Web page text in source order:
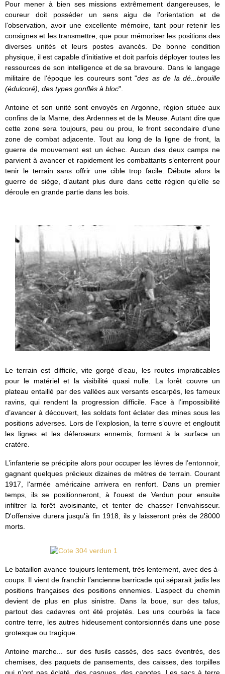
Pour mener à bien ses missions extrêmement dangereuses, le
coureur doit posséder un sens aigu de l'orientation et de
l'observation, avoir une excellente mémoire, tant pour retenir les
consignes et les transmettre, que pour mémoriser les positions des
diverses unités et leurs postes avancés. De bonne condition
physique, il est capable d'initiative et doit parfois déployer toutes les
ressources de son intelligence et de sa bravoure. Dans le langage
militaire de l'époque les coureurs sont "des as de la dé...brouille
(édulcoré), des types gonflés à bloc".
Antoine et son unité sont envoyés en Argonne, région située aux
confins de la Marne, des Ardennes et de la Meuse. Autant dire que
cette zone sera toujours, peu ou prou, le front secondaire d'une
zone de combat adjacente.
Tout au long de la ligne de front, la
guerre de mouvement est un échec. Aucun des deux camps ne
parvient à avancer et rapidement les combattants s’enterrent pour
tenir le terrain sans offrir une cible trop facile. Débute alors la
guerre de siège, d’autant plus dure dans cette région qu’elle se
déroule en grande partie dans les bois.
Le terrain est difficile, vite gorgé d’eau, les routes impraticables
pour le matériel et la visibilité quasi nulle. La forêt couvre un
plateau entaillé par des vallées aux versants escarpés, les fameux
ravins, qui rendent la progression difficile. Face à l’impossibilité
d’avancer à découvert, les soldats font éclater des mines sous les
positions adverses. Lors de l’explosion, la terre s’ouvre et engloutit
les lignes et les défenseurs ennemis, formant à la surface un
cratère.
L’infanterie se précipite alors pour occuper les lèvres de l’entonnoir,
gagnant quelques précieux dizaines de mètres de terrain. Courant
1917, l'armée américaine arrivera en renfort. Dans un premier
temps, ils se positionneront, à l'ouest de Verdun pour ensuite
infiltrer la forêt avoisinante, et tenter de chasser l'envahisseur.
D'offensive durera jusqu'à fin 1918, ils y laisseront près de 28000
morts.
Le bataillon avance toujours lentement, très lentement, avec des à-
coups. Il vient de franchir l’ancienne barricade qui séparait jadis les
positions françaises des positions ennemies. L’aspect du chemin
devient de plus en plus sinistre. Dans la boue, sur des talus,
partout des cadavres ont été projetés. Les uns courbés la face
contre terre, les autres hideusement contorsionnés dans une pose
grotesque ou tragique.
Antoine marche... sur des fusils cassés, des sacs éventrés, des
chemises, des paquets de pansements, des caisses, des torpilles